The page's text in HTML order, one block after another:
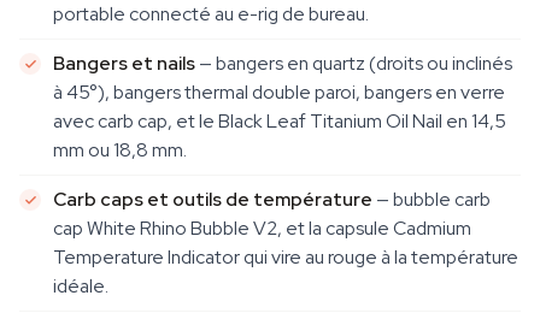
portable connecté au e-rig de bureau.
Bangers et nails— bangers en quartz (droits ou inclinés
à 45°), bangers thermal double paroi, bangers en verre
avec carb cap, et le Black Leaf Titanium Oil Nail en 14,5
mm ou 18,8 mm.
Carb caps et outils de température — bubble carb
cap White Rhino Bubble V2, et la capsule Cadmium
Temperature Indicator qui vire au rouge à la température
idéale.